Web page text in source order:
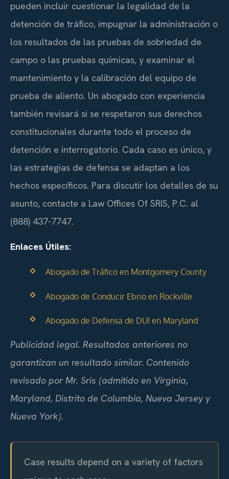
pueden incluir cuestionar la legalidad de la
detención de tráfico, impugnar la administración o
los resultados de las pruebas de sobriedad de
campo o las pruebas químicas, y examinar el
mantenimiento y la calibración del equipo de
prueba de aliento. Un abogado con experiencia
también revisará si se respetaron sus derechos
constitucionales durante todo el proceso de
detención e interrogatorio. Cada caso es único, y
las estrategias de defensa se adaptan a los
hechos específicos. Para discutir los detalles de su
asunto, contacte a Law Offices Of SRIS, P.C. al
(888) 437-7747.
Enlaces Útiles:
Abogado de Tráfico en Montgomery County
Abogado de Conducir Ebrio en Rockville
Abogado de Defensa de DUI en Maryland
Publicidad legal. Resultados anteriores no
garantizan un resultado similar. Contenido
revisado por Mr. Sris (admitido en Virginia,
Maryland, Distrito de Columbia, Nueva Jersey y
Nueva York).
Case results depend on a variety of factors